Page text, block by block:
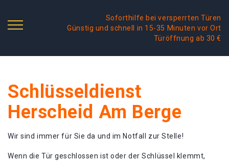
Soforthilfe bei versperrten Türen
Günstig und schnell in 15-35 Minuten vor Ort
Türöffnung ab 30 €
Schlüsseldienst
Herscheid Am Berge
Wir sind immer für Sie da und im Notfall zur Stelle!
Wenn die Tür geschlossen ist oder der Schlüssel klemmt,